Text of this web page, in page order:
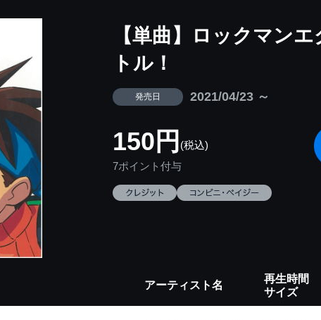
【単曲】ロックマン
トル！
発売日 2021/04/23 ～
150円 (税込)
7ポイント付与
アーティスト名
再生時間
サイズ